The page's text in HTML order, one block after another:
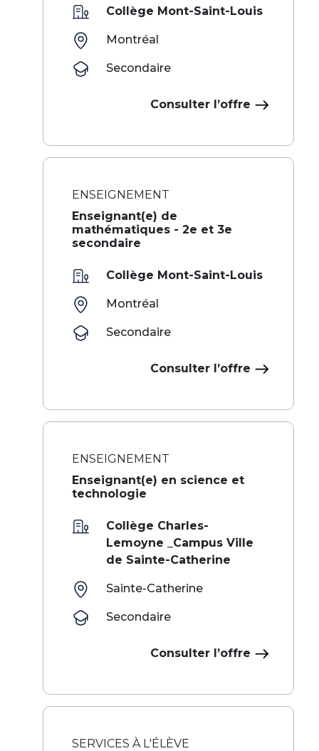
Collège Mont-Saint-Louis
Montréal
Secondaire
Consulter l’offre
ENSEIGNEMENT
Enseignant(e) de
mathématiques - 2e et 3e
secondaire
Collège Mont-Saint-Louis
Montréal
Secondaire
Consulter l’offre
ENSEIGNEMENT
Enseignant(e) en science et
technologie
Collège Charles-
Lemoyne _Campus Ville
de Sainte-Catherine
Sainte-Catherine
Secondaire
Consulter l’offre
SERVICES À L'ÉLÈVE